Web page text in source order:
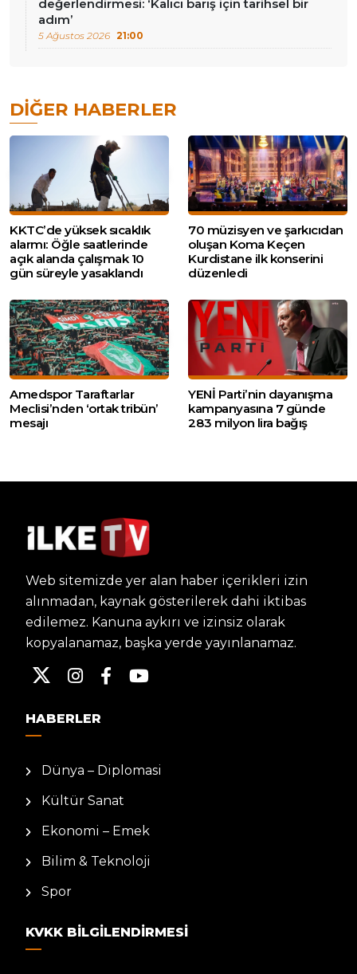
değerlendirmesi: ‘Kalıcı barış için tarihsel bir
adım’
5 Ağustos 2026 21:00
DIĞER HABERLER
KKTC’de yüksek sıcaklık
alarmı: Öğle saatlerinde
açık alanda çalışmak 10
gün süreyle yasaklandı
70 müzisyen ve şarkıcıdan
oluşan Koma Keçen
Kurdistane ilk konserini
düzenledi
Amedspor Taraftarlar
Meclisi’nden ‘ortak tribün’
mesajı
YENİ Parti’nin dayanışma
kampanyasına 7 günde
283 milyon lira bağış
Web sitemizde yer alan haber içerikleri izin
alınmadan, kaynak gösterilerek dahi iktibas
edilemez. Kanuna aykırı ve izinsiz olarak
kopyalanamaz, başka yerde yayınlanamaz.
HABERLER
Dünya – Diplomasi
Kültür Sanat
Ekonomi – Emek
Bilim & Teknoloji
Spor
KVKK BILGILENDIRMESI